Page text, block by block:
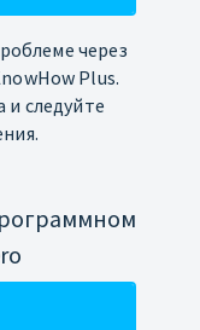
через
Plus.
следуйте